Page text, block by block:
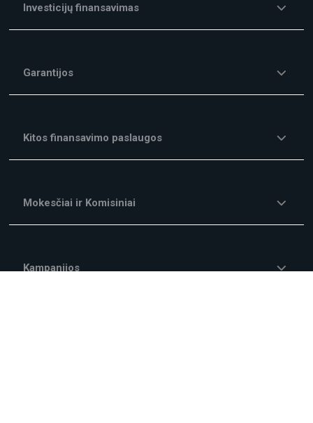
Investicijų finansavimas
Garantijos
Kitos finansavimo paslaugos
Mokesčiai ir Komisiniai
Kampanijos